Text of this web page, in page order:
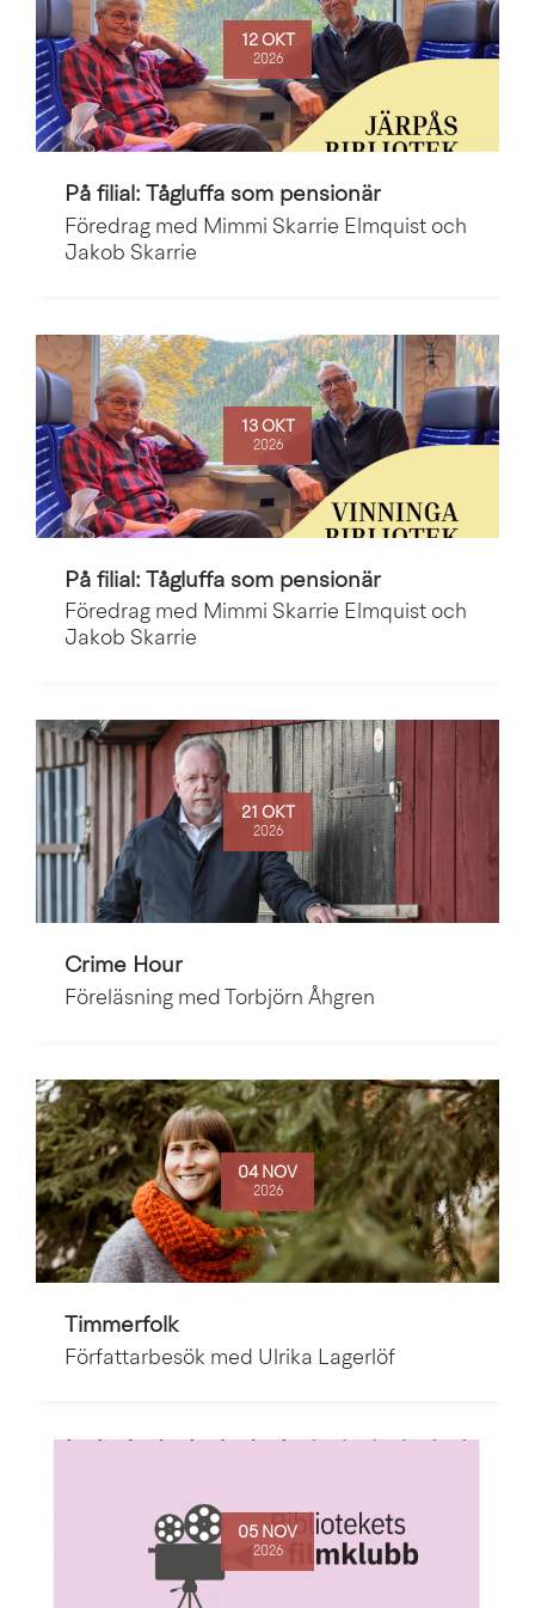
12 OKT
2026
På filial: Tågluffa som pensionär
Föredrag med Mimmi Skarrie Elmquist och
Jakob Skarrie
13 OKT
2026
På filial: Tågluffa som pensionär
Föredrag med Mimmi Skarrie Elmquist och
Jakob Skarrie
21 OKT
2026
Crime Hour
Föreläsning med Torbjörn Åhgren
04 NOV
2026
Timmerfolk
Författarbesök med Ulrika Lagerlöf
05 NOV
2026